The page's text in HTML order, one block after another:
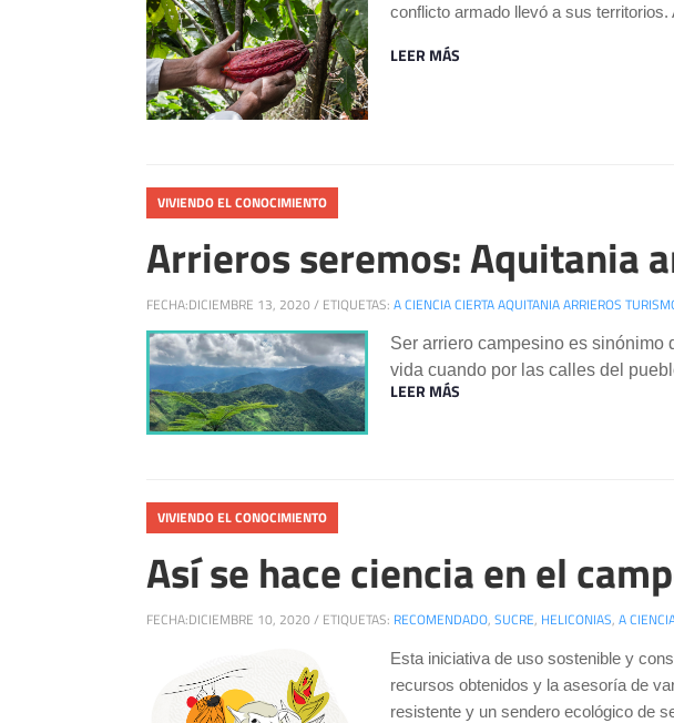
conflicto armado llevó a sus
LEER MÁS
VIVIENDO EL CONOCIMIENTO
Arrieros seremos: Aquitania
FECHA:DICIEMBRE 13, 2020 / ETIQUETAS: A CIENCIA CIERTA AQUITANIA ARRIEROS
Ser arriero campesino es sinónimo
vida cuando por las calles del
LEER MÁS
VIVIENDO EL CONOCIMIENTO
Así se hace ciencia en el
FECHA:DICIEMBRE 10, 2020 / ETIQUETAS: RECOMENDADO, SUCRE, HELICONIAS, A
Esta iniciativa de uso sostenible y
recursos obtenidos y la asesoría de
resistente y un sendero ecológico de